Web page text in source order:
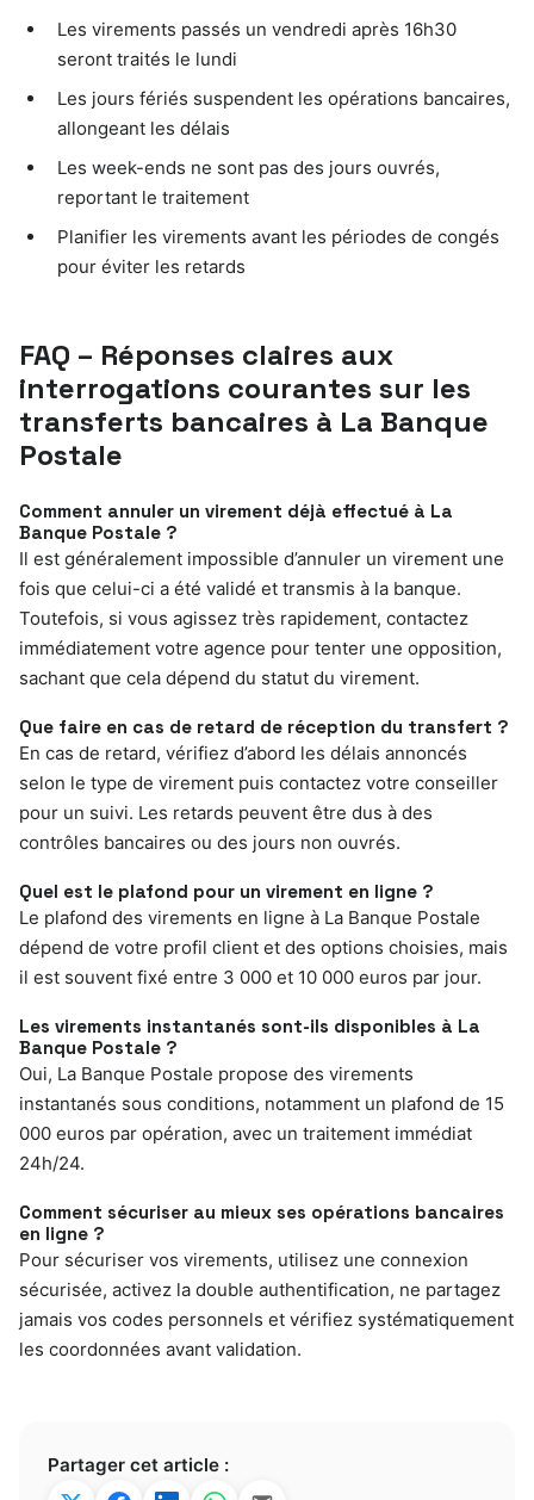
Les virements passés un vendredi après 16h30
seront traités le lundi
Les jours fériés suspendent les opérations bancaires,
allongeant les délais
Les week-ends ne sont pas des jours ouvrés,
reportant le traitement
Planifier les virements avant les périodes de congés
pour éviter les retards
FAQ – Réponses claires aux
interrogations courantes sur les
transferts bancaires à La Banque
Postale
Comment annuler un virement déjà effectué à La
Banque Postale ?
Il est généralement impossible d’annuler un virement une
fois que celui-ci a été validé et transmis à la banque.
Toutefois, si vous agissez très rapidement, contactez
immédiatement votre agence pour tenter une opposition,
sachant que cela dépend du statut du virement.
Que faire en cas de retard de réception du transfert ?
En cas de retard, vérifiez d’abord les délais annoncés
selon le type de virement puis contactez votre conseiller
pour un suivi. Les retards peuvent être dus à des
contrôles bancaires ou des jours non ouvrés.
Quel est le plafond pour un virement en ligne ?
Le plafond des virements en ligne à La Banque Postale
dépend de votre profil client et des options choisies, mais
il est souvent fixé entre 3 000 et 10 000 euros par jour.
Les virements instantanés sont-ils disponibles à La
Banque Postale ?
Oui, La Banque Postale propose des virements
instantanés sous conditions, notamment un plafond de 15
000 euros par opération, avec un traitement immédiat
24h/24.
Comment sécuriser au mieux ses opérations bancaires
en ligne ?
Pour sécuriser vos virements, utilisez une connexion
sécurisée, activez la double authentification, ne partagez
jamais vos codes personnels et vérifiez systématiquement
les coordonnées avant validation.
Partager cet article :